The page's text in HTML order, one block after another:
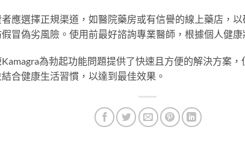
應選擇正規渠道，如醫院藥房或有信譽的線上藥店，
冒偽劣風險。使用前最好諮詢專業醫師，根據個人健康
為勃起功能問題提供了快速且方便的解決方案
合健康生活習慣，以達到最佳效果。